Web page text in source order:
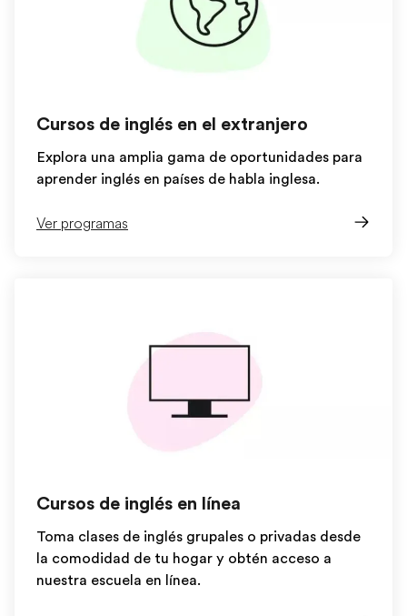
Cursos de inglés en el extranjero
Explora una amplia gama de oportunidades para
aprender inglés en países de habla inglesa.
Ver programas
Cursos de inglés en línea
Toma clases de inglés grupales o privadas desde
la comodidad de tu hogar y obtén acceso a
nuestra escuela en línea.